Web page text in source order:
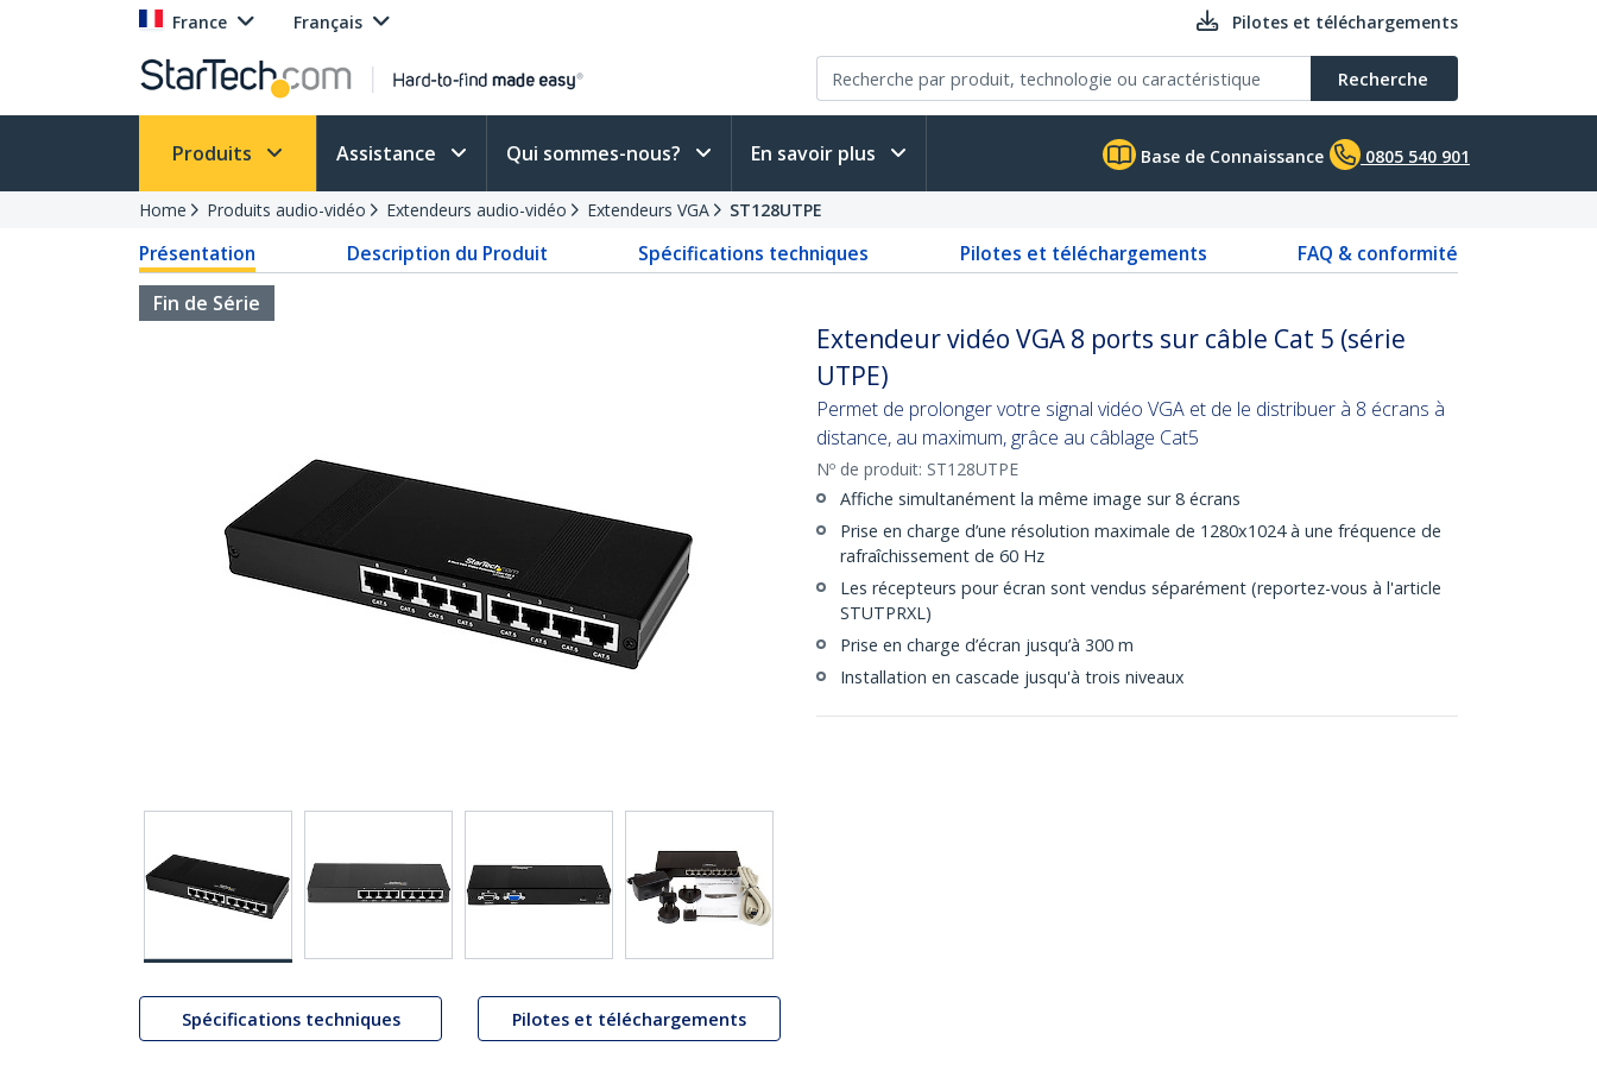
France Français Pilotes et téléchargements
Recherche
Produits Assistance Qui sommes-nous? En savoir plus Base de Connaissance 0805 540 901
Home Produits audio-vidéo Extendeurs audio-vidéo Extendeurs VGA ST128UTPE
Présentation Description du Produit Spécifications techniques Pilotes et téléchargements
FAQ & conformité
Fin de Série
Spécifications techniques Pilotes et téléchargements
Extendeur vidéo VGA 8 ports sur câble Cat 5 (série
UTPE)
Permet de prolonger votre signal vidéo VGA et de le distribuer à 8 écrans à
distance, au maximum, grâce au câblage Cat5
Nº de produit: ST128UTPE
Affiche simultanément la même image sur 8 écrans
Prise en charge d’une résolution maximale de 1280x1024 à une fréquence de
rafraîchissement de 60 Hz
Les récepteurs pour écran sont vendus séparément (reportez-vous à l'article
STUTPRXL)
Prise en charge d’écran jusqu’à 300 m
Installation en cascade jusqu'à trois niveaux